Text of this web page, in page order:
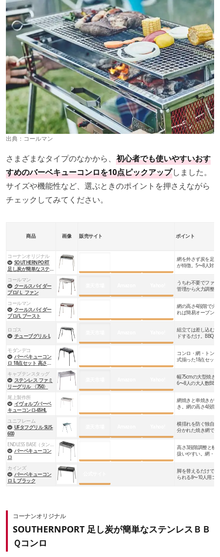
余分に炭が必要になるうえに持ち運びも大変です。
どれくらいの人数でバーベキューをするのか、どのような
スタイルで使用するのかを想定して選ぶのがポイントで
す。
▼自分のスタイルに合った焚き火台兼BBQコンロが見つけ
られる記事はこちら！
ー・安い【2026年】
2026/06/12 ヨシダ コウキ
人数別の大まかな焼き面サイズ
バーベキューコンロを選ぶときは、使用人数に合った焼き
面のサイズかどうか
網のサイズの目安
使用人数
サイズ
2～3人
約40×30cm
6～8人
大人数でバーベキューをする場合、
いものを選べばいいというわけではありません。その分だ
け必要な炭の量も多くなるため、
のまで。火起こしに苦労したくないという方は、通気口が
多い製品やロストル・ファン機能のあるモデルをチェック
してみましょう。
▼火起こしに便利な送風機の記事はこちら！
火起こし送風機のおすすめ10選！バーベキ
ューや焚き火で大活躍
2024/01/26 CAMP HACK編集部
炭の量を調節しやすい機能があると便利
これまでのバーベキューコンロは、炭を追加したいときに
火傷に注意しながら焼き網を持ち上げるのが定番。しかし
最近では炭床だけを引き出せるコンロ
網を持ち上
げずとも1人で簡単に炭の補給をすることができます
炭を補給してうちわで仰ぎたいときに炭床だけを別場所へ
移動すれば、食材に灰がかからないなどのメリットも。ス
ムーズに燃料を追加したい方には特におすすめです。
また、各パーツが分解できる製品も余計なパーツを外すこ
とで軽くなり、灰が捨てやすく持ち運びやすいという魅力
があります。ただし炭床に取っ手が付いていないと火傷の
るようにしましょう。
しているのが特徴。しかし、なかにはネジを締める工程が
必要なものもあり、やや手間のかかる場合があります。
組み立てる過程も楽しめる人ならおすすめなものの、大人
数でのバーベキューではできるだけスムーズにスタートし
たいところ。初心者や組み立てに自信がない方は、工程の
少ない置くだけ式や折りたたみ式を選ぶのがおすすめで
す。
バーベキューコンロの熱源は炭を使うのが一般的ですが、
ガスや電気を使用するコンロも販売されています。
炭 ガス 電気
メリット
●アウトドアの
雰囲気を存分に
感じられる
●炭火特有の旨
味で食材がより
美味しくなる
●火起こしする
必要がなく、簡
単に着火できる
●急な悪天候で
も屋内に移動し
て使用できる
●コンセントを
差し込むだけな
ので手軽に使え
る
●大人数で使用
できるような大
型サイズも多い
デメリット
収に時間と手間
●炭の量が多い
と持ち運びが大
変
●炭よりもやや
コストがかかる
●大人数で使用
できるサイズの
製品が少ない
ない環境では使
用できない
●炭や薪を使っ
たBBQに比べる
とアウトドア感
しれませんが、すぐに調理を始められるガスや電気も魅力
的。 庭や屋内でも使用する頻度が多い場合は、手軽に使え
るガスや電気の製品にも注目してみましょう
▼ガスタイプのバーベキューコンロを紹介している記事は
こちら
バーベキューコンロは「ガス」が最強。“火
起こしの苦労”には戻れないおすすめ8選
CAMP HACK編集部
出典： コールマン
さまざまなタイプのなかから、 初心者でも使いやすいおす
すめのバーベキューコンロを10点ピックアップしました。
サイズや機能性など、選ぶときのポイントを押さえながら
チェックしてみてください。
商品 画像 販売サイト ポイント
コーナンオリジナル
SOUTHERNPORT
足し炭が簡単なステン
網を外さず炭を足
が特徴。5〜8人対
コールマン
クールスパイダー
プロ/Ｌ ファン
うちわ不要でファ
管理から火力調整
コールマン
クールスパイダー
プロ/L ブースト
網の高さ4段階で火
れば簡易オーブンに
ロゴス
チューブグリル L
組立ては差し込む
ドするだけ。BBQ
モダンデコ
バーベキューコン
ロ 18点セット 高さ調
コンロ・網・トン
式揃った18点セッ
キャプテンスタッグ
ステンレス ファミ
リーグリル 〈750〉
幅75cmの大型焼き
6〜8人の大人数
尾上製作所
イヴォルブバーベ
キューコンロ-65HL
網焼きと串焼きが
き。網の高さ4段階
ユニフレーム
UFタフグリル SUS-
600
横揺れを防ぐ独自
分かれた焼き網で
ENDLESS BASE（タンスのゲン）
バーベキューコン
ロ
高さ3段階調整と横
扱いやすい。網・
カインズ
バーベキューコン
ロ L ブラック
脚を替えるだけで
られる8〜10人用コ
コーナンオリジナル
SOUTHERNPORT 足し炭が簡単なステンレスＢＢ
Ｑコンロ